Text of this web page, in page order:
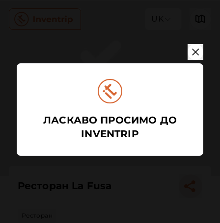
UK
Ресторан La Fusa
Ресторан
ЛАСКАВО ПРОСИМО ДО
INVENTRIP